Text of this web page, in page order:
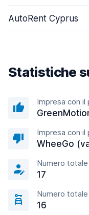
AutoRent Cyprus
Statistiche
Impresa con il
Impresa con
WheeGo
Numero
17
Numero
16